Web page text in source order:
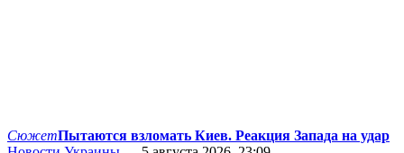
СюжетПытаются взломать Киев. Реакция Запада на удар